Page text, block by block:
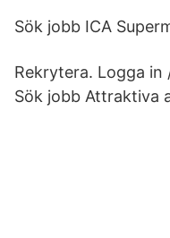
Sök jobb ICA
Rekrytera. Logga in
Sök jobb Attraktiva